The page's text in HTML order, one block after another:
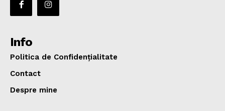
Info
Politica de Confidențialitate
Contact
Despre mine